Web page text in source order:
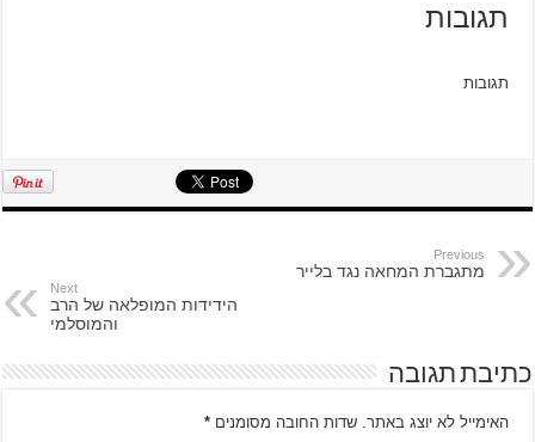
תגובות
תגובות
Previous
מתגברת המחאה נגד בלייר
Next
הידידות המופלאה של הרב
והמוסלמי
כתיבת תגובה
האימייל לא יוצג באתר. שדות החובה מסומנים*